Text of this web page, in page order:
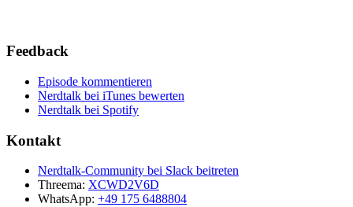
Feedback
Episode kommentieren
Nerdtalk bei iTunes bewerten
Nerdtalk bei Spotify
Kontakt
Nerdtalk-Community bei Slack beitreten
Threema: XCWD2V6D
WhatsApp: +49 175 6488804